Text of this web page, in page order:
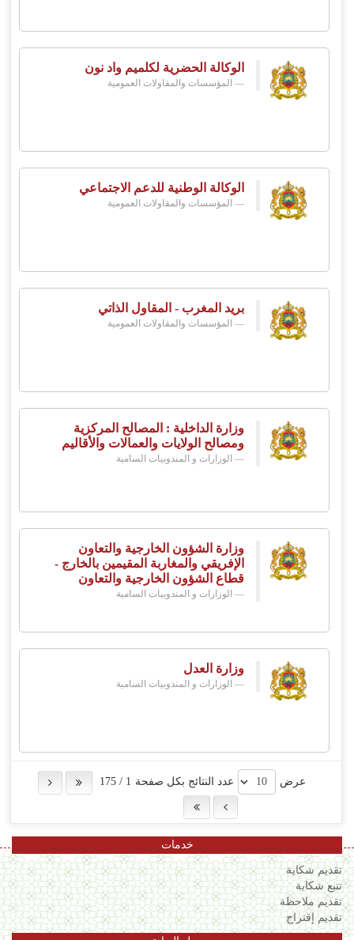
الوكالة الحضرية لكلميم واد نون
المؤسسات والمقاولات العمومية
الوكالة الوطنية للدعم الاجتماعي
المؤسسات والمقاولات العمومية
بريد المغرب - المقاول الذاتي
المؤسسات والمقاولات العمومية
وزارة الداخلية : المصالح المركزية
ومصالح الولايات والعمالات والأقاليم
الوزارات و المندوبيات السامية
وزارة الشؤون الخارجية والتعاون
الإفريقي والمغاربة المقيمين بالخارج -
قطاع الشؤون الخارجية والتعاون
الوزارات و المندوبيات السامية
وزارة العدل
الوزارات و المندوبيات السامية
عرض عدد النتائج بكل صفحة 1
/
175
خدمات
تقديم شكاية
تتبع شكاية
تقديم ملاحظة
تقديم إقتراح